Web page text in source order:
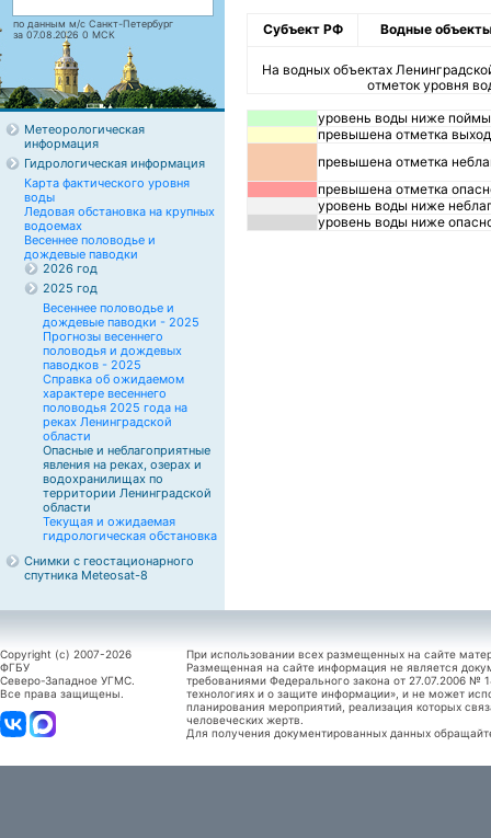
по данным м/с Санкт-Петербург
за 07.08.2026 0 МСК
Метеорологическая
информация
Гидрологическая информация
Карта фактического уровня
воды
Ледовая обстановка на крупных
водоемах
Весеннее половодье и
дождевые паводки
2026 год
2025 год
Весеннее половодье и
дождевые паводки - 2025
Прогнозы весеннего
половодья и дождевых
паводков - 2025
Справка об ожидаемом
характере весеннего
половодья 2025 года на
реках Ленинградской
области
Опасные и неблагоприятные
явления на реках, озерах и
водохранилищах по
территории Ленинградской
области
Текущая и ожидаемая
гидрологическая обстановка
Снимки с геостационарного
спутника Meteosat-8
Субъект РФ Водные
На водных объектах
отметок уровня
уровень воды ниже поймы
превышена отметка
превышена отметка
превышена отметка
уровень воды ниже
уровень воды ниже
Copyright (c) 2007-2026
ФГБУ
Северо-Западное УГМС.
Все права защищены.
При использовании всех размещенных на сайте
Размещенная на сайте информация не является
требованиями Федерального закона от 27.07.2006
технологиях и о защите информации», и не может
планирования мероприятий, реализация которых
человеческих жертв.
Для получения документированных данных